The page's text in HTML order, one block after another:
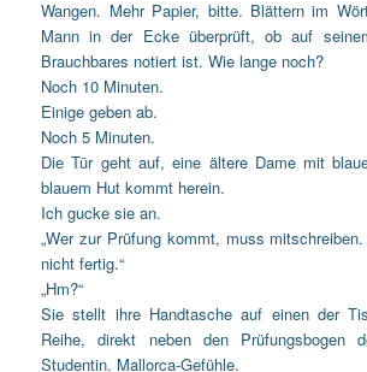
Wangen. Mehr Papier, bitte. Blättern im
Mann in der Ecke überprüft, ob auf
Brauchbares notiert ist. Wie lange noch?
Noch 10 Minuten.
Einige geben ab.
Noch 5 Minuten.
Die Tür geht auf, eine ältere Dame mit
blauem Hut kommt herein.
Ich gucke sie an.
„Wer zur Prüfung kommt, muss
nicht fertig.“
„Hm?“
Sie stellt ihre Handtasche auf einen der
Reihe, direkt neben den Prüfungsbogen
Studentin. Mallorca-Gefühle.